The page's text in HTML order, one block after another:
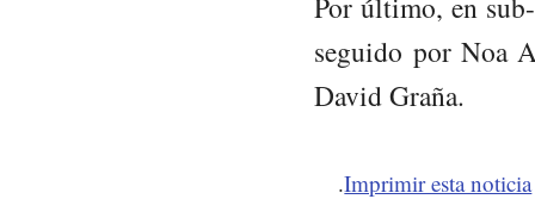
seguido por Noa
David Graña.
.Imprimir esta noticia